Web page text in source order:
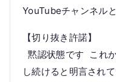
YouTubeチャンネル
【切り抜き許諾】
黙認状態です これ
し続けると明言されて